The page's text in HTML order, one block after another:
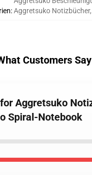
:Aggretsuko Notizbücher,
Customers Say
Aggretsuko
Spiral-Notebook